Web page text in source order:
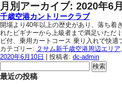
月別アーカイブ: 2020年6月
千歳空港カントリークラブ
開場より40年以上の歴史があり、落ち着
れたビギナーから上級者まで満足いただ
ビ付、乗用カートコース 乗り入れで快適
カテゴリー: ２サム新千歳空港周辺エリア,
2020年6月10日
投稿者: dc-admin
検
索:
最近の投稿